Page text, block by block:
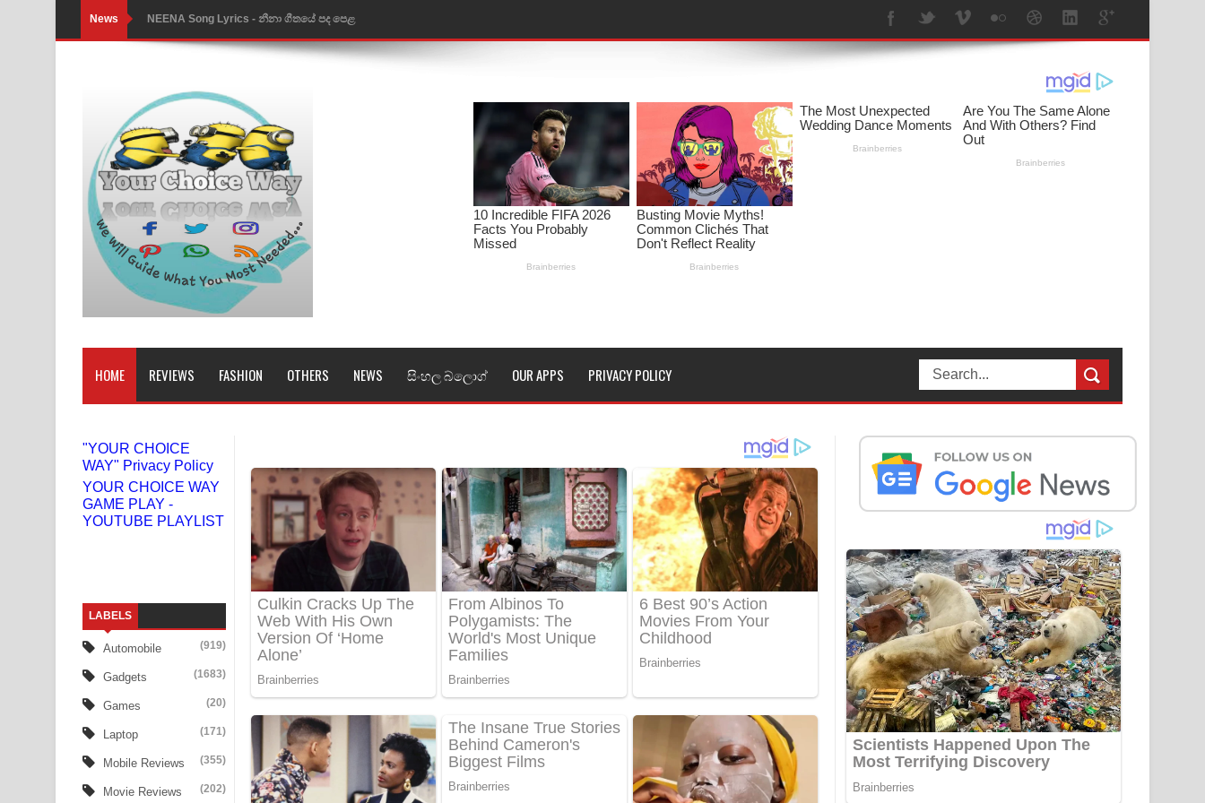
News NEENA Song Lyrics - නීනා ගීතයේ පද පෙළ
Ahimi Wimai Himi Song Lyrics - අහිමි විමයි හිමි ගීතයේ පද පෙළ
Mathaka Parana Song Lyrics - මතක පාරනා ගීතයේ පද පෙළ
Nimnadhen Song Lyrics - නිම්නාදෙන් ගීතයේ පද පෙළ
Obamai Mage Adare Song Lyrics - ඔබමයි මගේ ආදරේ ගීතයේ පද පෙළ
Pansal Gihin Song Lyrics - පන්සල් ගිහිං ගීතයේ පද පෙළ
Ankeliya Song Lyrics - අංකෙළිය ගීතයේ පද පෙළ
DEAR GOD Song Lyrics - ඩියර් ගෝඩ් ගීතයේ පද පෙළ
MANAMALA KATHA Song Lyrics - මනමාල කතා ගීතයේ පද පෙළ
Gemak Deela Song Lyrics - ගේමක් දීලා ගීතයේ පද පෙළ
Numba Dun Aadare Song Lyrics - නුඹ දුන් ආදරේ ගීතයේ පද පෙළ
Liyamuda Dan Anagathe Song Lyrics - ලියමුද දැන් අනාගතේ ගීතයේ පද පෙළ
Doni Song Lyrics - දෝණි ගීතයේ පද පෙළ
Benthara Palame Song Lyrics - බෙන්තර පාලමේ ගීතයේ පද පෙළ
Sanda Babalena Song Lyrics - සඳ බැබලෙන ගීතයේ පද පෙළ
Adare Wadi Nisa Song Lyrics - ආදරේ වැඩි නිසා ගීතයේ පද පෙළ
UNUHUMA Song Lyrics - උණුහුම ගීතයේ පද පෙළ
Katakara Song Lyrics - කටකාර ගීතයේ පද පෙළ
Tharu Yaye Dilena Song Lyrics - තරු යායේ දිලෙනා ගීතයේ පද පෙළ
HOME REVIEWS FASHION OTHERS NEWS සිංහල බ්ලොග් OUR APPS PRIVACY POLICY
"YOUR CHOICE
WAY" Privacy Policy
YOUR CHOICE WAY
GAME PLAY -
YOUTUBE PLAYLIST
LABELS
Automobile (919)
Gadgets (1683)
Games (20)
Laptop (171)
Mobile Reviews (355)
Movie Reviews (202)